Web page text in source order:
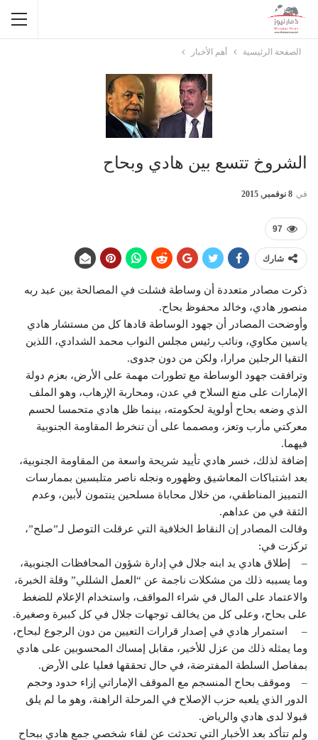
الصفحة الرئيسية أهم الأخبار
الشروخ تتسع بين هادي وبحاح
في 8 نوفمبر, 2015
97
شارك
ذكرت مصادر متعددة أن وساطة فشلت في المصالحة بين عبد ربه
منصور هادي، وخالد محفوظ بحاح.
وأوضحت المصادر أن جهود الوساطة قادها كل من مستشار هادي
ياسين مكاوي، ونائب رئيس مجلس النواب محمد الشدادي، اللذين
التقيا الرجلين مرارا، ولكن من دون جدوى.
وترافقت جهود الوساطة مع تطورات مهمة على الأرض، بعزم دولة
الإمارات على منع السلاح في عدن، ومحاربة الإرهاب، وهو الملف
الذي وضعه بحاح أولوية لحكومته، بينما ظل هادي متحمسا لحسم
معركتي مأرب وتعز، ومصمما على أن تنخرط المقاومة الجنوبية
فيهما.
إضافة لذلك، خسر هادي تأييد شريحة واسعة من المقاومة الجنوبية،
بعد اشتباكات المعاشيق وظهوره ونجله ناصر متلبسين بممارسات
التمييز المناطقي، من خلال محاباة مسلحين ينتمون لأبين، وعدم
الثقة في من عداهم.
وقالت المصادر إن النقاط الخلافية التي عرقلت التوصل لـ”صلح”،
تركزت في:
– إطلاق هادي يد ابنه جلال في إدارة شؤون المحافظات الجنوبية،
وما يسببه ذلك من مشكلات ناجمة عن “العمل الشللي” وقلة الخبرة،
والاعتماد على المال في شراء المواقف، واستخدام الإعلام للضغط
على بحاح، وعلى كل من يخالف توجهات جلال في كل كبيرة وصغيرة.
– استمرار هادي في إصدار قرارات التعيين من دون الرجوع لبحاح،
وما يمثله ذلك من عزل للأخير، مقابل إمساك المحسوبين على هادي
بمفاصل السلطة المفترضة، في حال تحققها فعليا على الأرض.
– وموقف بحاح المنسجم مع الموقف الإماراتي إزاء حدود وحجم
الدور الذي يلعبه حزب الإصلاح في المرحلة الراهنة، وهو ما لم يلق
قبولا لدى هادي والرياض.
ولم تتأكد بعد الأخبار التي تحدثت عن لقاء شخصي جمع هادي ببحاح